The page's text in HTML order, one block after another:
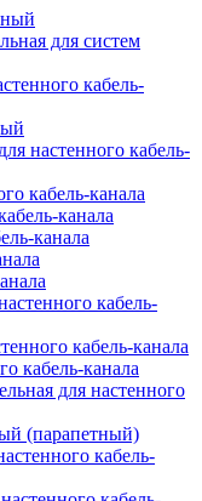
для систем
кабель-
настенного кабель-
кабель-канала
канала
канала
кабель-
кабель-канала
кабель-канала
для настенного
(парапетный)
кабель-